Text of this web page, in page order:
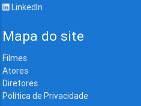
LinkedIn
Mapa do site
Filmes
Atores
Diretores
Política de Privacidade